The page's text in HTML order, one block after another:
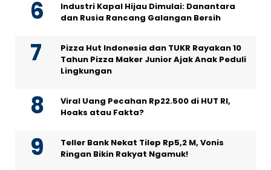
Industri Kapal Hijau Dimulai: Danantara
dan Rusia Rancang Galangan Bersih
Pizza Hut Indonesia dan TUKR Rayakan 10
Tahun Pizza Maker Junior Ajak Anak Peduli
Lingkungan
Viral Uang Pecahan Rp22.500 di HUT RI,
Hoaks atau Fakta?
Teller Bank Nekat Tilep Rp5,2 M, Vonis
Ringan Bikin Rakyat Ngamuk!